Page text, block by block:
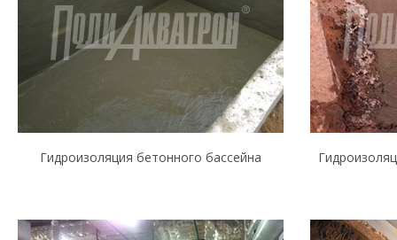
Гидроизоляция бетонного бассейна